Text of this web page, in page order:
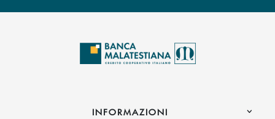
INFORMAZIONI